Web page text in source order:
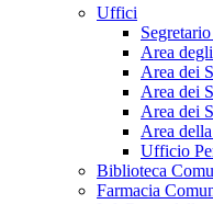
Uffici
Area
Area dei
Area dei
Area dei
Area
Ufficio
Biblioteca
Farmacia